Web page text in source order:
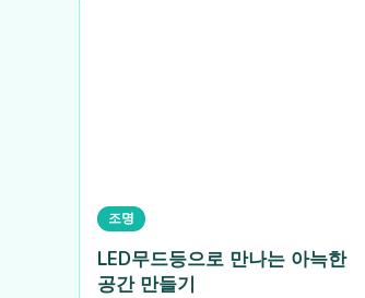
조명
LED무드등으로 만나는 아늑한
공간 만들기